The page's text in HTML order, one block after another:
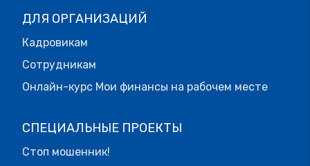
ДЛЯ ОРГАНИЗАЦИЙ
Кадровикам
Сотрудникам
Онлайн-курс Мои финансы на рабочем месте
СПЕЦИАЛЬНЫЕ ПРОЕКТЫ
Стоп мошенник!